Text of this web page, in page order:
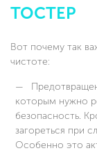
ТОСТЕР
Вот почему так
чистоте:
которым нужно
безопасность.
загореться при
Особенно это